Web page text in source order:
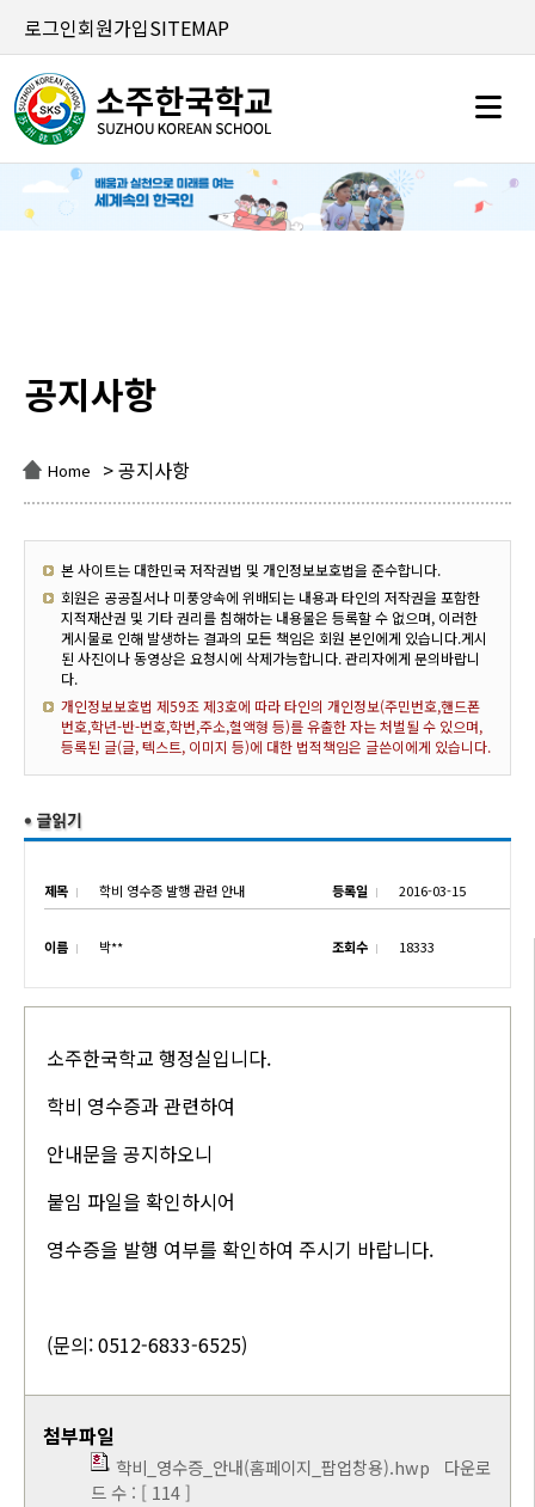
로그인회원가입SITEMAP
공지사항
Home > 공지사항
본 사이트는 대한민국 저작권법 및 개인정보보호법을 준수합니다.
회원은 공공질서나 미풍양속에 위배되는 내용과 타인의 저작권을 포함한
지적재산권 및 기타 권리를 침해하는 내용물은 등록할 수 없으며, 이러한
게시물로 인해 발생하는 결과의 모든 책임은 회원 본인에게 있습니다.게시
된 사진이나 동영상은 요청시에 삭제가능합니다. 관리자에게 문의바랍니
다.
개인정보보호법 제59조 제3호에 따라 타인의 개인정보(주민번호,핸드폰
번호,학년-반-번호,학번,주소,혈액형 등)를 유출한 자는 처벌될 수 있으며,
등록된 글(글, 텍스트, 이미지 등)에 대한 법적책임은 글쓴이에게 있습니다.
제목 학비 영수증 발행 관련 안내 등록일 2016-03-15
이름 박** 조회수 18333
소주한국학교 행정실입니다.
학비 영수증과 관련하여
안내문을 공지하오니
붙임 파일을 확인하시어
영수증을 발행 여부를 확인하여 주시기 바랍니다.
(문의: 0512-6833-6525)
첨부파일
학비_영수증_안내(홈페이지_팝업창용).hwp 다운로
드 수 : [ 114 ]